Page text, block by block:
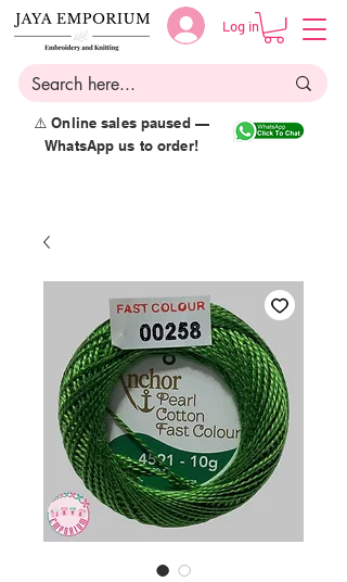
Log in
⚠️ Online sales paused —
WhatsApp us to order!